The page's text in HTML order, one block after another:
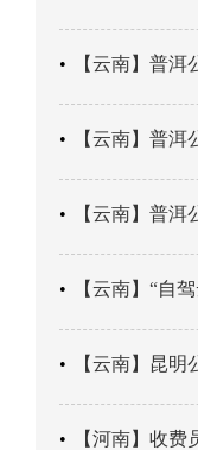
【云南】普洱
【云南】普洱公路局澜
【云南】普洱公路
【云南】“自驾云途
【云南】昆明公
【河南】收费员变身“文